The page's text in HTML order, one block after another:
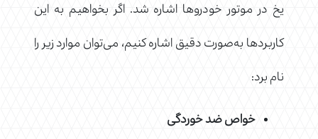
یخ در موتور خودروها اشاره شد. اگر بخواهیم به این
کاربردها به‌صورت دقیق اشاره کنیم، می‌توان موارد زیر را
نام برد:
خواص ضد خوردگی